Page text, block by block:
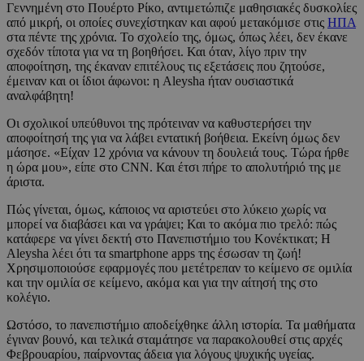
Γεννημένη στο Πουέρτο Ρίκο, αντιμετώπιζε μαθησιακές δυσκολίες
από μικρή, οι οποίες συνεχίστηκαν και αφού μετακόμισε στις ΗΠΑ
στα πέντε της χρόνια. Το σχολείο της, όμως, όπως λέει, δεν έκανε
σχεδόν τίποτα για να τη βοηθήσει. Και όταν, λίγο πριν την
αποφοίτηση, της έκαναν επιτέλους τις εξετάσεις που ζητούσε,
έμειναν και οι ίδιοι άφωνοι: η Aleysha ήταν ουσιαστικά
αναλφάβητη!
Οι σχολικοί υπεύθυνοι της πρότειναν να καθυστερήσει την
αποφοίτησή της για να λάβει εντατική βοήθεια. Εκείνη όμως δεν
μάσησε. «Είχαν 12 χρόνια να κάνουν τη δουλειά τους. Τώρα ήρθε
η ώρα μου», είπε στο CNN. Και έτσι πήρε το απολυτήριό της με
άριστα.
Πώς γίνεται, όμως, κάποιος να αριστεύει στο λύκειο χωρίς να
μπορεί να διαβάσει και να γράψει; Και το ακόμα πιο τρελό: πώς
κατάφερε να γίνει δεκτή στο Πανεπιστήμιο του Κονέκτικατ; Η
Aleysha λέει ότι τα smartphone apps της έσωσαν τη ζωή!
Χρησιμοποιούσε εφαρμογές που μετέτρεπαν το κείμενο σε ομιλία
και την ομιλία σε κείμενο, ακόμα και για την αίτησή της στο
κολέγιο.
Ωστόσο, το πανεπιστήμιο αποδείχθηκε άλλη ιστορία. Τα μαθήματα
έγιναν βουνό, και τελικά σταμάτησε να παρακολουθεί στις αρχές
Φεβρουαρίου, παίρνοντας άδεια για λόγους ψυχικής υγείας.